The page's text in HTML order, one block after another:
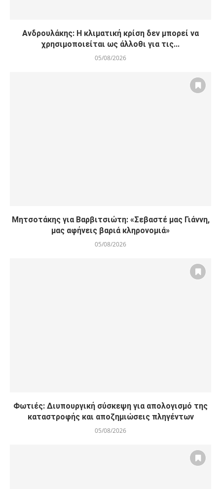
Ανδρουλάκης: Η κλιματική κρίση δεν μπορεί να
χρησιμοποιείται ως άλλοθι για τις...
05/08/2026
Μητσοτάκης για Βαρβιτσιώτη: «Σεβαστέ μας Γιάννη,
μας αφήνεις βαριά κληρονομιά»
05/08/2026
Φωτιές: Διυπουργική σύσκεψη για απολογισμό της
καταστροφής και αποζημιώσεις πληγέντων
05/08/2026